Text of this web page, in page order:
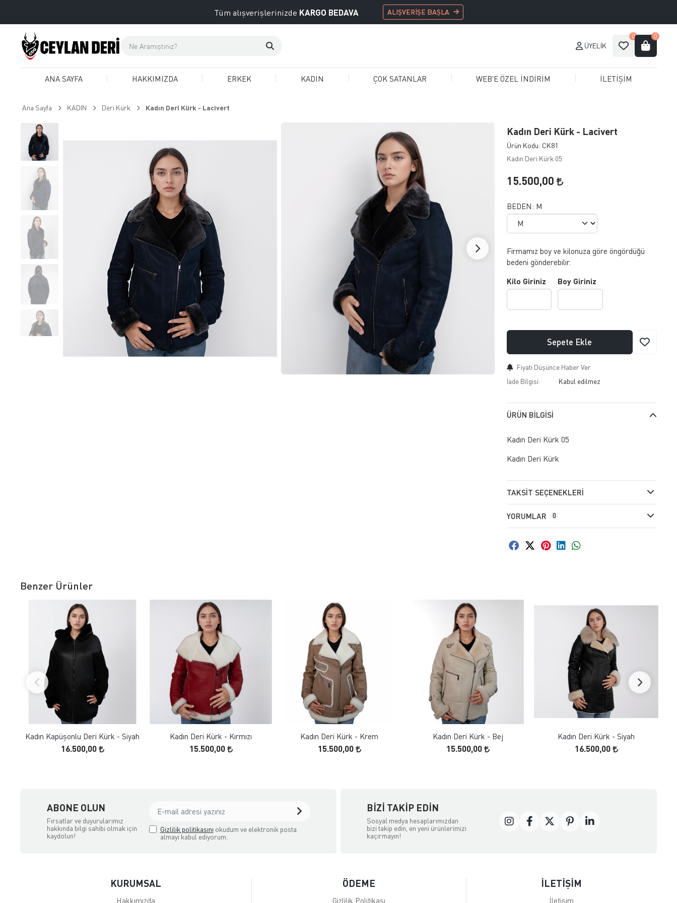
Tüm alışverişlerinizde KARGO BEDAVA ALIŞVERİŞE BAŞLA
ÜYELIK
0 0
ANA SAYFA HAKKIMIZDA ERKEK KADIN ÇOK SATANLAR WEB'E ÖZEL İNDİRİM İLETİŞİM
Ana Sayfa KADIN Deri Kürk Kadın Deri Kürk - Lacivert
Kadın Deri Kürk - Lacivert
Ürün Kodu: CK81
Kadın Deri Kürk 05
15.500,00
BEDEN: M
Firmamız boy ve kilonuza göre öngördüğü
bedeni gönderebilir.
Kilo Giriniz Boy Giriniz
Sepete Ekle
Fiyatı Düşünce Haber Ver
İade Bilgisi:
ÜRÜN BILGISI
Kadın Deri Kürk 05
Kadın Deri Kürk
TAKSIT SEÇENEKLERI
YORUMLAR 0
Benzer Ürünler
FAVORILERE EKLE
ÜRÜN İNCELE
Kadın Kapüşonlu Deri Kürk - Siyah
16.500,00
FAVORILERE EKLE
ÜRÜN İNCELE
Kadın Deri Kürk - Kırmızı
15.500,00
FAVORILERE EKLE
ÜRÜN İNCELE
Kadın Deri Kürk - Krem
15.500,00
FAVORILERE EKLE
ÜRÜN İNCELE
Kadın Deri Kürk - Bej
15.500,00
FAVORILERE EKLE
ÜRÜN İNCELE
Kadın Deri Kürk - Siyah
16.500,00
ABONE OLUN
Fırsatlar ve duyurularımız
hakkında bilgi sahibi olmak için
kaydolun!
Gizlilik politikasını okudum ve elektronik posta
almayı kabul ediyorum.
BIZI TAKIP EDIN
Sosyal medya hesaplarımızdan
bizi takip edin, en yeni ürünlerimizi
kaçırmayın!
KURUMSAL
Hakkımızda
ÖDEME
Gizlilik Politikası
İLETİŞİM
İletişim